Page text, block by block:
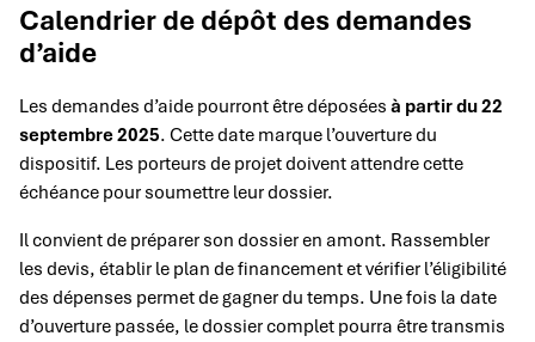
Calendrier de dépôt des demandes
d’aide
Les demandes d’aide pourront être déposées à partir du 22
septembre 2025. Cette date marque l’ouverture du
dispositif. Les porteurs de projet doivent attendre cette
échéance pour soumettre leur dossier.
Il convient de préparer son dossier en amont. Rassembler
les devis, établir le plan de financement et vérifier l’éligibilité
des dépenses permet de gagner du temps. Une fois la date
d’ouverture passée, le dossier complet pourra être transmis